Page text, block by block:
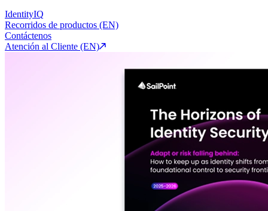
IdentityIQ
Recorridos de productos (EN)
Contáctenos
Atención al Cliente (EN)